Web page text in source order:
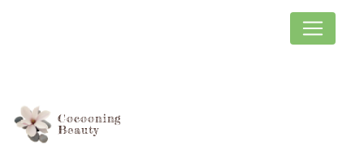
Cocooning
Beauty
Le babyboomer